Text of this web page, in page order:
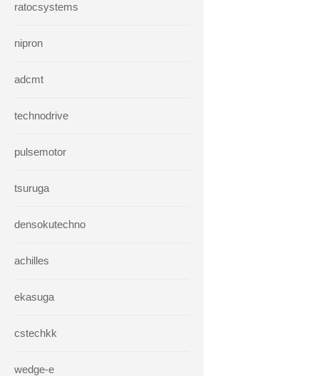
ratocsystems
nipron
adcmt
technodrive
pulsemotor
tsuruga
densokutechno
achilles
ekasuga
cstechkk
wedge-e